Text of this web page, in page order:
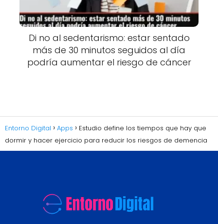
Di no al sedentarismo: estar sentado
más de 30 minutos seguidos al día
podría aumentar el riesgo de cáncer
Entorno Digital Apps
Estudio define los tiempos que hay que
dormir y hacer ejercicio para reducir los riesgos de demencia